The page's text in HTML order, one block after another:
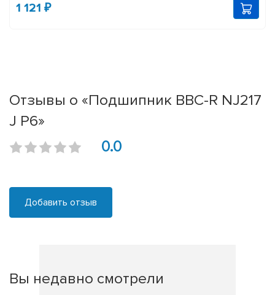
1 121 ₽
Отзывы о «Подшипник BBC-R NJ217
J P6»
0.0
Добавить отзыв
Вы недавно смотрели